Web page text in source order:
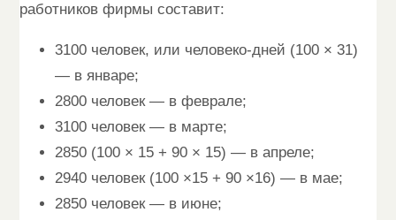
работников фирмы составит:
3100 человек, или человеко-дней (100 × 31)
— в январе;
2800 человек — в феврале;
3100 человек — в марте;
2850 (100 × 15 + 90 × 15) — в апреле;
2940 человек (100 ×15 + 90 ×16) — в мае;
2850 человек — в июне;